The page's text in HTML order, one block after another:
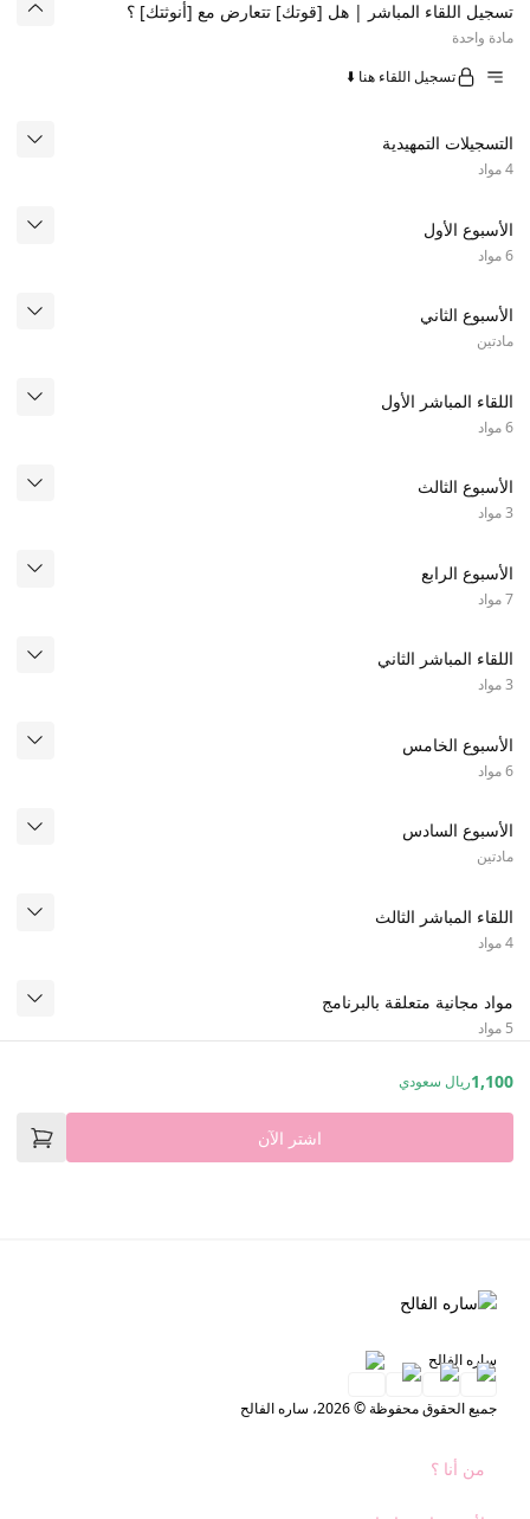
تسجيل اللقاء المباشر | هل [قوتك] تتعارض مع [أنوثتك] ؟
مادة واحدة
تسجيل اللقاء هنا ⬇️
التسجيلات التمهيدية
4 مواد
الأسبوع الأول
6 مواد
الأسبوع الثاني
مادتين
اللقاء المباشر الأول
6 مواد
الأسبوع الثالث
3 مواد
الأسبوع الرابع
7 مواد
اللقاء المباشر الثاني
3 مواد
الأسبوع الخامس
6 مواد
الأسبوع السادس
مادتين
اللقاء المباشر الثالث
4 مواد
مواد مجانية متعلقة بالبرنامج
5 مواد
1,100ريال سعودي
اشتر الآن
ساره الفالح
جميع الحقوق محفوظة © 2026، ساره الفالح
من أنا ؟